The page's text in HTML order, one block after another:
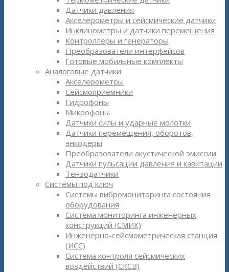
Датчики давления
Акселерометры и сейсмические датчики
Инклинометры и датчики перемещения
Контроллеры и генераторы
Преобразователи интерфейсов
Готовые мобильные комплекты
Аналоговые датчики
Акселерометры
Сейсмоприёмники
Гидрофоны
Микрофоны
Датчики силы и ударные молотки
Датчики перемещения, оборотов,
энкодеры
Преобразователи акустической эмиссии
Датчики пульсации давления и кавитации
Тензодатчики
Системы под ключ
Системы вибромониторинга состояния
оборудования
Система мониторинга инженерных
конструкций (СМИК)
Инженерно-сейсмометрическая станция
(ИСС)
Система контроля сейсмических
воздействий (СКСВ)